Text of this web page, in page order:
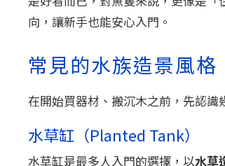
向，讓新手也能安心入門。
常見的水族造景風
在開始買器材、搬沉木之前，先認識
水草缸（Planted Tank）
水草缸是最多人入門的選擇，以水草